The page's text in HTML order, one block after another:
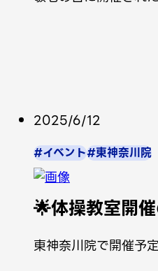
2025/6/12
#イベント#東神奈川院
🌟体操教室開
東神奈川院で開催予